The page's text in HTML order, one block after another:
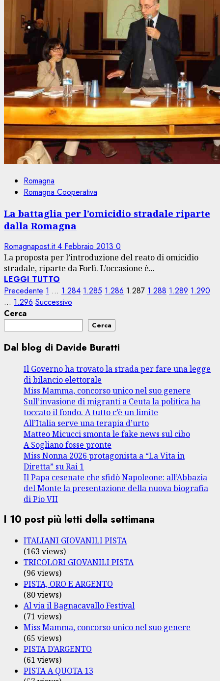
Romagna
Romagna Cooperativa
La battaglia per l’omicidio stradale riparte
dalla Romagna
Romagnapost.it4 Febbraio 2013 0
La proposta per l’introduzione del reato di omicidio
stradale, riparte da Forlì. L’occasione è...
LEGGI TUTTO
Paginazione
degli
articoli
Precedente 1 … 1.284 1.285 1.286 1.287 1.288 1.289 1.290
… 1.296 Successivo
Cerca
Cerca
Dal blog di Davide Buratti
Il Governo ha trovato la strada per fare una legge
di bilancio elettorale
Miss Mamma, concorso unico nel suo genere
Sull’invasione di migranti a Ceuta la politica ha
toccato il fondo. A tutto c’è un limite
All’Italia serve una terapia d’urto
Matteo Micucci smonta le fake news sul cibo
A Sogliano fosse pronte
Miss Nonna 2026 protagonista a “La Vita in
Diretta” su Rai 1
Il Papa cesenate che sfidò Napoleone: all’Abbazia
del Monte la presentazione della nuova biografia
di Pio VII
I 10 post più letti della settimana
ITALIANI GIOVANILI PISTA
(163 views)
TRICOLORI GIOVANILI PISTA
(96 views)
PISTA, ORO E ARGENTO
(80 views)
Al via il Bagnacavallo Festival
(71 views)
Miss Mamma, concorso unico nel suo genere
(65 views)
PISTA D’ARGENTO
(61 views)
PISTA A QUOTA 13